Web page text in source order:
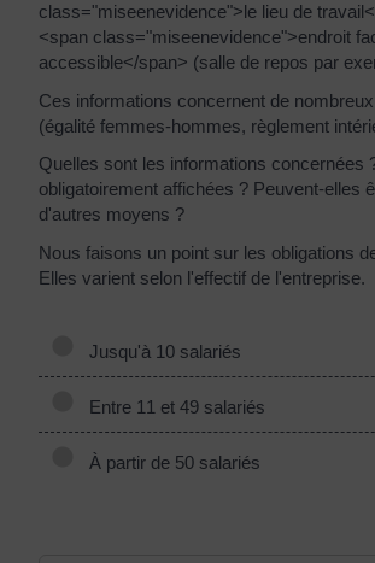
class="miseenevidence">le lieu de
<span class="miseenevidence">endroit
accessible</span> (salle de repos par
Ces informations concernent de
(égalité femmes-hommes, règlement
Quelles sont les informations concernées
obligatoirement affichées ? Peuvent-elles
d'autres moyens ?
Nous faisons un point sur les obligations
Elles varient selon l'effectif de l'entreprise.
Jusqu'à 10 salariés
Entre 11 et 49 salariés
À partir de 50 salariés